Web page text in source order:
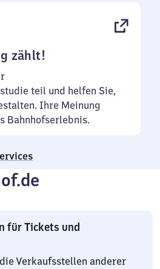
zählt!
teil und helfen Sie,
Ihre Meinung
Bahnhofserlebnis.
für Tickets und
Verkaufsstellen anderer